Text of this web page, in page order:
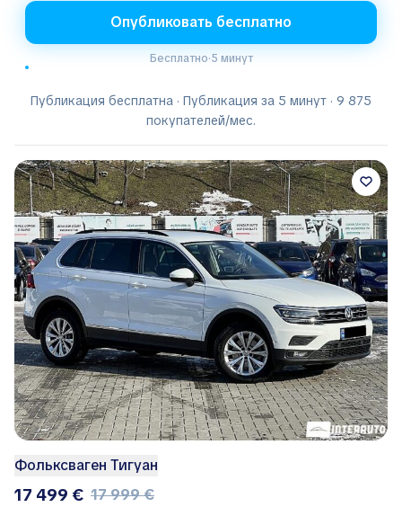
Опубликовать бесплатно
Бесплатно·5 минут
Публикация бесплатна · Публикация за 5 минут · 9 875
покупателей/мес.
Фольксваген Тигуан
17 499 € 17 999 €